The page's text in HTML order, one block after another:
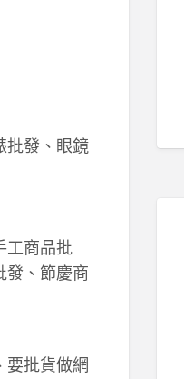
批發、眼鏡
工商品批
發、節慶商
要批貨做網